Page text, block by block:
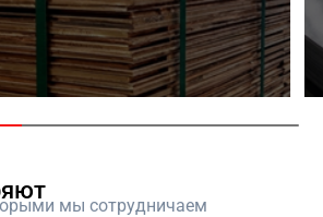
мы сотрудничаем